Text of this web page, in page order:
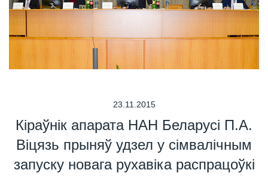
23.11.2015
Кіраўнік апарата НАН Беларусі П.А.
Віцязь прыняў удзел у сімвалічным
запуску новага рухавіка распрацоўкі